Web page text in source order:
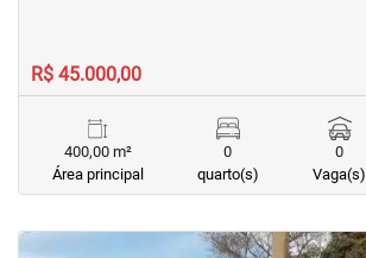
R$ 45.000,00
400,00 m²
Área principal
0
quarto(s)
0
Vaga(s)
<